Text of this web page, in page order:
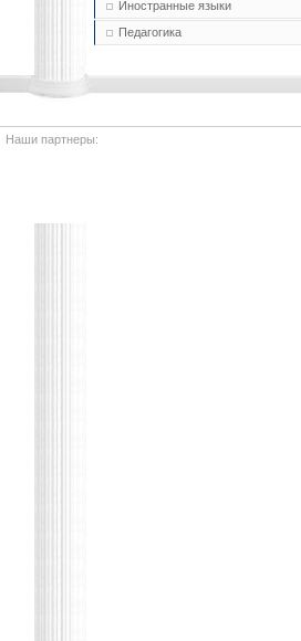
Иностранные языки
Педагогика
Наши партнеры: